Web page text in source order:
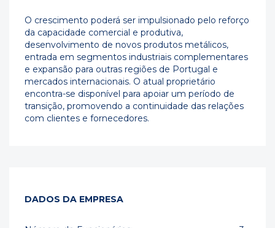
O crescimento poderá ser impulsionado pelo reforço
da capacidade comercial e produtiva,
desenvolvimento de novos produtos metálicos,
entrada em segmentos industriais complementares
e expansão para outras regiões de Portugal e
mercados internacionais. O atual proprietário
encontra-se disponível para apoiar um período de
transição, promovendo a continuidade das relações
com clientes e fornecedores.
DADOS DA EMPRESA